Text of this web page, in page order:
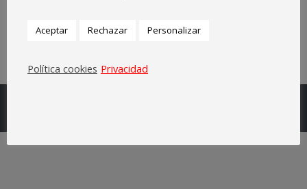
Aceptar Rechazar Personalizar
Política cookies Privacidad